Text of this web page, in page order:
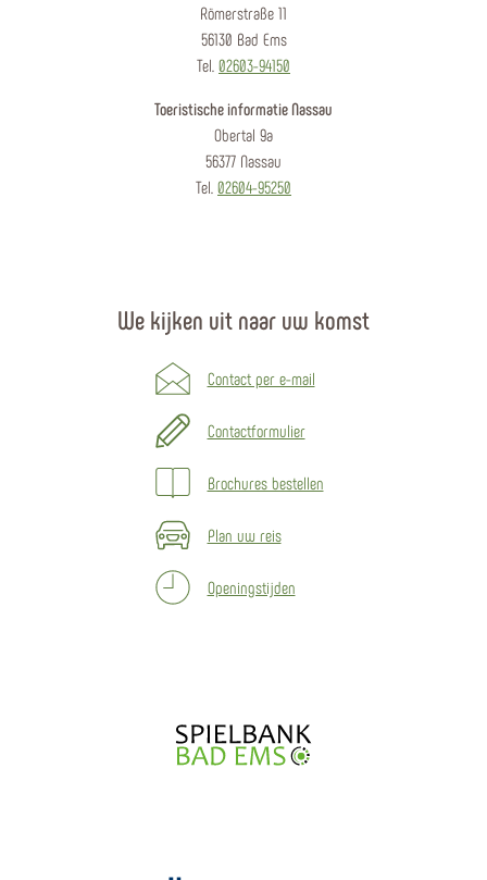
Römerstraße 11
56130 Bad Ems
Tel. 02603-94150
Toeristische informatie Nassau
Obertal 9a
56377 Nassau
Tel. 02604-95250
We kijken uit naar uw komst
Contact per e-mail
Contactformulier
Brochures bestellen
Plan uw reis
Openingstijden